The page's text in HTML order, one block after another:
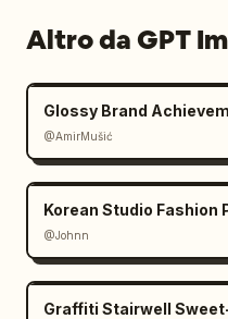
Altro da GPT
Glossy Brand
@AmirMušić
Korean Studio Fashion
@Johnn
Graffiti Stairwell